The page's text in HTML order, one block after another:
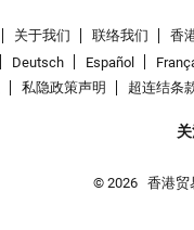
关于我们 联络我们 香
Deutsch Español
私隐政策声明 超连结条
© 2026 香港贸